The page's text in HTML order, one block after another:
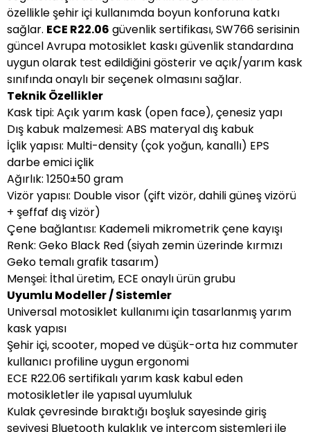
özellikle şehir içi kullanımda boyun konforuna katkı
sağlar. ECE R22.06 güvenlik sertifikası, SW766 serisinin
güncel Avrupa motosiklet kaskı güvenlik standardına
uygun olarak test edildiğini gösterir ve açık/yarım kask
sınıfında onaylı bir seçenek olmasını sağlar.
Teknik Özellikler
Kask tipi: Açık yarım kask (open face), çenesiz yapı
Dış kabuk malzemesi: ABS materyal dış kabuk
İçlik yapısı: Multi-density (çok yoğun, kanallı) EPS
darbe emici içlik
Ağırlık: 1250±50 gram
Vizör yapısı: Double visor (çift vizör, dahili güneş vizörü
+ şeffaf dış vizör)
Çene bağlantısı: Kademeli mikrometrik çene kayışı
Renk: Geko Black Red (siyah zemin üzerinde kırmızı
Geko temalı grafik tasarım)
Menşei: İthal üretim, ECE onaylı ürün grubu
Uyumlu Modeller / Sistemler
Universal motosiklet kullanımı için tasarlanmış yarım
kask yapısı
Şehir içi, scooter, moped ve düşük-orta hız commuter
kullanıcı profiline uygun ergonomi
ECE R22.06 sertifikalı yarım kask kabul eden
motosikletler ile yapısal uyumluluk
Kulak çevresinde bıraktığı boşluk sayesinde giriş
seviyesi Bluetooth kulaklık ve intercom sistemleri ile